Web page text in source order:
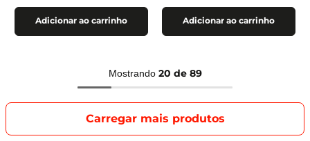
Adicionar ao carrinho Adicionar ao carrinho
Mostrando 20 de 89